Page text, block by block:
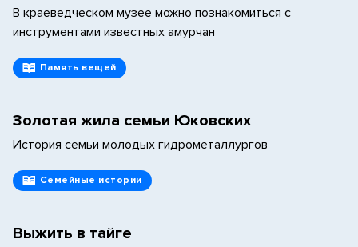
В краеведческом музее можно познакомиться с
инструментами известных амурчан
Память вещей
Золотая жила семьи Юковских
История семьи молодых гидрометаллургов
Семейные истории
Выжить в тайге